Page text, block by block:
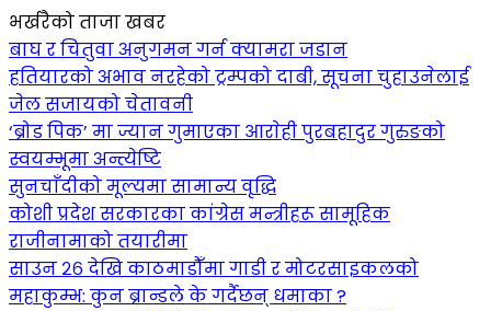
भर्खरैको ताजा खबर
बाघ र चितुवा अनुगमन गर्न क्यामरा जडान
हतियारको अभाव नरहेको ट्रम्पको दाबी, सूचना चुहाउनेलाई
जेल सजायको चेतावनी
‘ब्रोड पिक’ मा ज्यान गुमाएका आराेही पुरबहादुर गुरुङको
स्वयम्भूमा अन्त्येष्टि
सुनचाँदीको मूल्यमा सामान्य वृद्धि
कोशी प्रदेश सरकारका कांग्रेस मन्त्रीहरू सामूहिक
राजीनामाको तयारीमा
साउन २६ देखि काठमाडौँमा गाडी र मोटरसाइकलको
महाकुम्भ: कुन ब्रान्डले के गर्दैछन् धमाका ?